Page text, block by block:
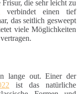
die sehr leicht zu
verbindet einen tief
das seitlich gesweept
viele Möglichkeiten
lange out. Einer der
ist das natürliche